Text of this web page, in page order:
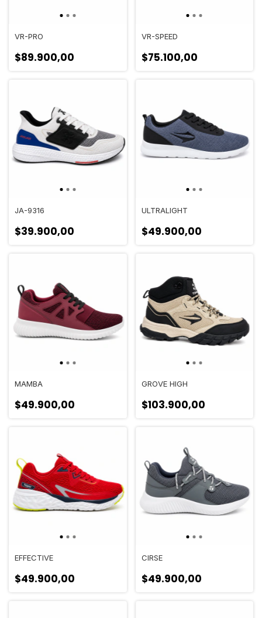
VR-PRO
$89.900,00
VR-SPEED
$75.100,00
JA-9316
$39.900,00
ULTRALIGHT
$49.900,00
MAMBA
$49.900,00
GROVE HIGH
$103.900,00
EFFECTIVE
$49.900,00
CIRSE
$49.900,00